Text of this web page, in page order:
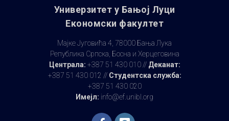
Универзитет у Бањoj Луци
Економски факултет
Мајке Југовића 4, 78000 Бања Лука
Република Српска, Босна и Херцеговина
Централа: +387 51 430 010 // Деканат:
+387 51 430 012 // Студентска служба:
+387 51 430 020
Имејл: info@ef.unibl.org